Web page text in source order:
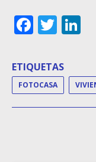
ETIQUETAS
FOTOCASA